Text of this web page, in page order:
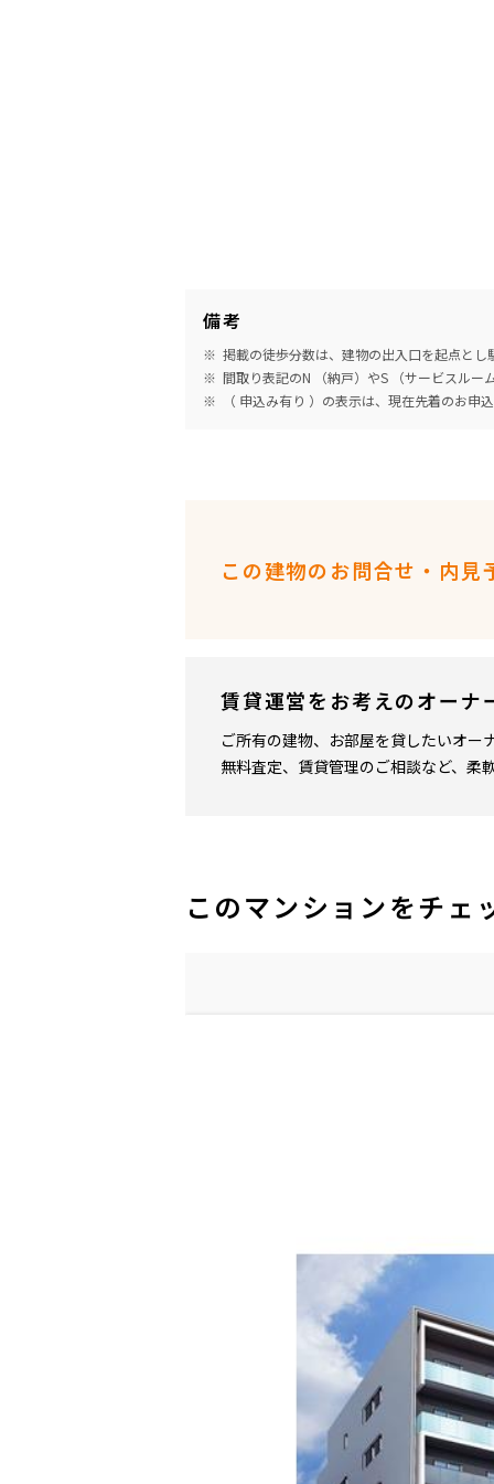
備考
掲載の徒歩分数は、建物の出入口を起点と
間取り表記のN （納戸）やS （サービスル
（ 申込み有り ）の表示は、現在先着のお
この建物のお問合せ・内見
賃貸運営をお考えのオーナ
ご所有の建物、お部屋を貸したいオー
無料査定、賃貸管理のご相談など、柔
このマンションをチェ